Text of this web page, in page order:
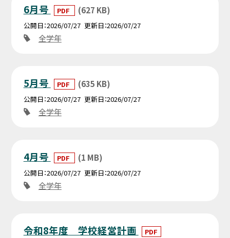
6月号 PDF (627 KB)
公開日 2026/07/27 更新日 2026/07/27
全学年
5月号 PDF (635 KB)
公開日 2026/07/27 更新日 2026/07/27
全学年
4月号 PDF (1 MB)
公開日 2026/07/27 更新日 2026/07/27
全学年
令和8年度 学校経営計画
PDF